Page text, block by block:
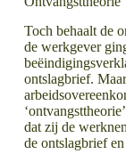
Toch behaalt de
de werkgever
ontslagbrief.
dat zij de
de ontslagbrief